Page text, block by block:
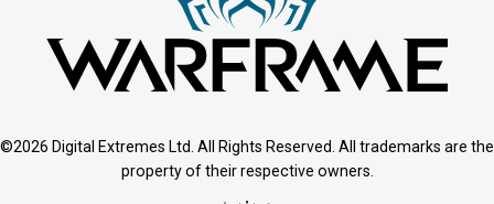
©2026 Digital Extremes Ltd. All Rights Reserved. All trademarks are the
property of their respective owners.